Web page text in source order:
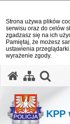
Strona używa plików
serwisu oraz do celów
zgadzasz się na ich
Pamiętaj, że możesz
ustawienia
wyrażenie zgody.
KPP